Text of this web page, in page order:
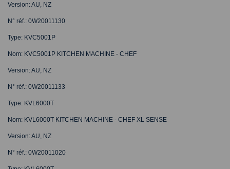
Version: AU, NZ
N° réf.: 0W20011130
Type: KVC5001P
Nom: KVC5001P KITCHEN MACHINE - CHEF
Version: AU, NZ
N° réf.: 0W20011133
Type: KVL6000T
Nom: KVL6000T KITCHEN MACHINE - CHEF XL SENSE
Version: AU, NZ
N° réf.: 0W20011020